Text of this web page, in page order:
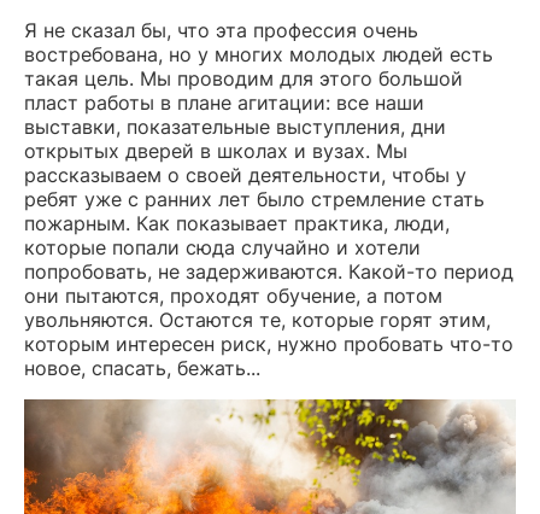
Я не сказал бы, что эта профессия очень
востребована, но у многих молодых людей есть
такая цель. Мы проводим для этого большой
пласт работы в плане агитации: все наши
выставки, показательные выступления, дни
открытых дверей в школах и вузах. Мы
рассказываем о своей деятельности, чтобы у
ребят уже с ранних лет было стремление стать
пожарным. Как показывает практика, люди,
которые попали сюда случайно и хотели
попробовать, не задерживаются. Какой-то период
они пытаются, проходят обучение, а потом
увольняются. Остаются те, которые горят этим,
которым интересен риск, нужно пробовать что-то
новое, спасать, бежать...